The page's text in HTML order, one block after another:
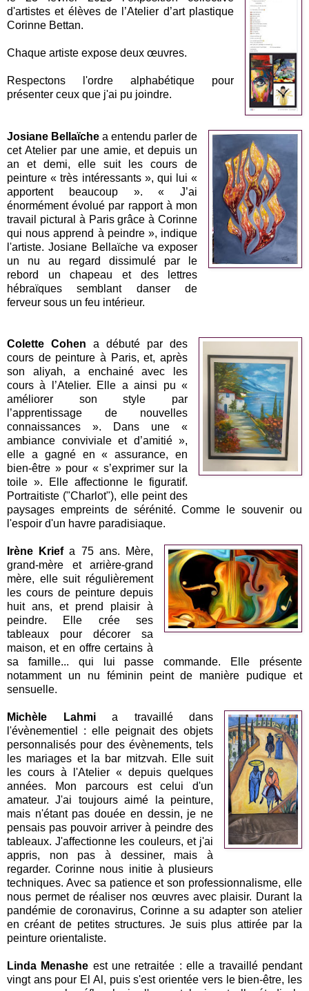
d'artistes et élèves de l’Atelier d’art plastique
Corinne Bettan.
Chaque artiste expose deux œuvres.
Respectons l'ordre alphabétique pour
présenter ceux que j'ai pu joindre.
Josiane Bellaïche a entendu parler de
cet Atelier par une amie, et depuis un
an et demi, elle suit les cours de
peinture « très intéressants », qui lui «
apportent beaucoup ». « J’ai
énormément évolué par rapport à mon
travail pictural à Paris grâce à Corinne
qui nous apprend à peindre », indique
l'artiste. Josiane Bellaïche va exposer
un nu au regard dissimulé par le
rebord un chapeau et des lettres
hébraïques semblant danser de
ferveur sous un feu intérieur.
Colette Cohen a débuté par des
cours de peinture à Paris, et, après
son aliyah, a enchainé avec les
cours à l’Atelier. Elle a ainsi pu «
améliorer son style par
l’apprentissage de nouvelles
connaissances ». Dans une «
ambiance conviviale et d’amitié »,
elle a gagné en « assurance, en
bien-être » pour « s’exprimer sur la
toile ». Elle affectionne le figuratif.
Portraitiste ("Charlot"), elle peint des
paysages empreints de sérénité. Comme le souvenir ou
l'espoir d'un havre paradisiaque.
Irène Kriefa 75 ans. Mère,
grand-mère et arrière-grand
mère, elle suit régulièrement
les cours de peinture depuis
huit ans, et prend plaisir à
peindre. Elle crée ses
tableaux pour décorer sa
maison, et en offre certains à
sa famille... qui lui passe commande. Elle présente
notamment un nu féminin peint de manière pudique et
sensuelle.
Michèle Lahmia travaillé dans
l'évènementiel : elle peignait des objets
personnalisés pour des évènements, tels
les mariages et la bar mitzvah. Elle suit
les cours à l'Atelier « depuis quelques
années. Mon parcours est celui d'un
amateur. J'ai toujours aimé la peinture,
mais n'étant pas douée en dessin, je ne
pensais pas pouvoir arriver à peindre des
tableaux. J'affectionne les couleurs, et j'ai
appris, non pas à dessiner, mais à
regarder. Corinne nous initie à plusieurs
techniques. Avec sa patience et son professionnalisme, elle
nous permet de réaliser nos œuvres avec plaisir. Durant la
pandémie de coronavirus, Corinne a su adapter son atelier
en créant de petites structures. Je suis plus attirée par la
peinture orientaliste.
Linda Menashe est une retraitée : elle a travaillé pendant
vingt ans pour El Al, puis s'est orientée vers le bien-être, les